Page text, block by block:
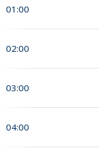
01:00
02:00
03:00
04:00